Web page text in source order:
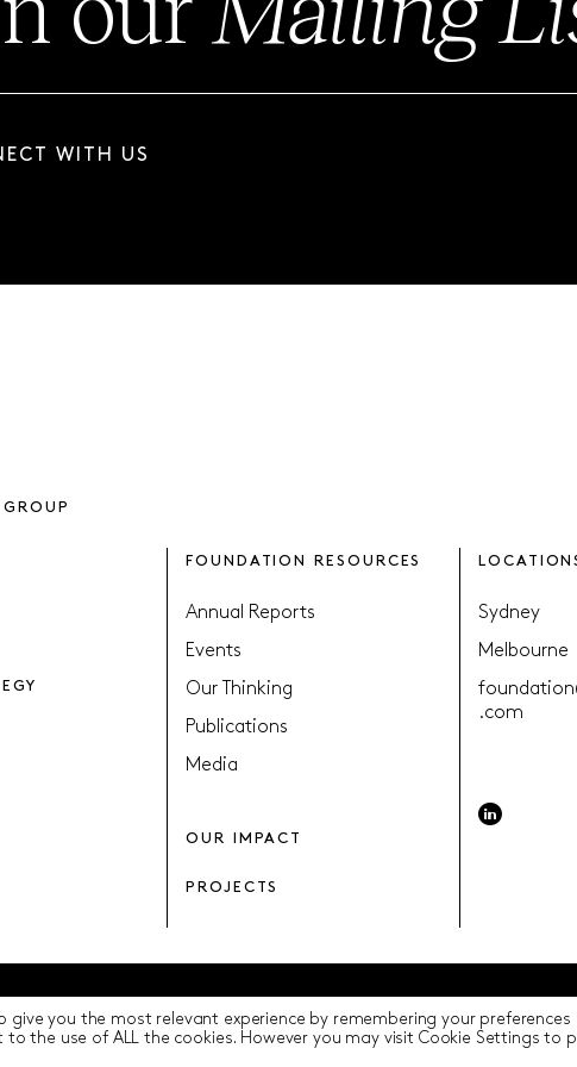
WITH US
FOUNDATION RESOURCES
Annual Reports
Events
Our Thinking
Publications
Media
OUR IMPACT
PROJECTS
Sydney
Melbourne
.com
Policy Terms of Use ICIP Cookie Settings
give you the most relevant experience by remembering your
to the use of ALL the cookies. However you may visit Cookie Settings to